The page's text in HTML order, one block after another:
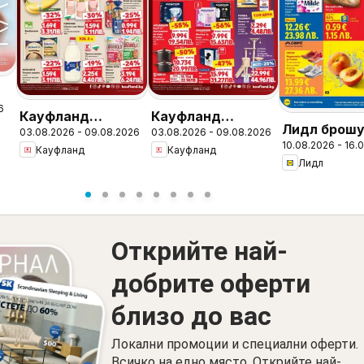
Кауфланд
брошура Сливен -
Предложения за
семейство
03.08.2026 - 09.08.2026
Кауфланд
Кауфланд
брошура София
Сливен - Мега
03.08.2026 - 09.08.2026
Кауфланд
Лидл
Вкусни
край грила
10.08.2026 -
Лидл
Открийте най-
добрите оферти
близо до вас
Локални промоции и специални оферти.